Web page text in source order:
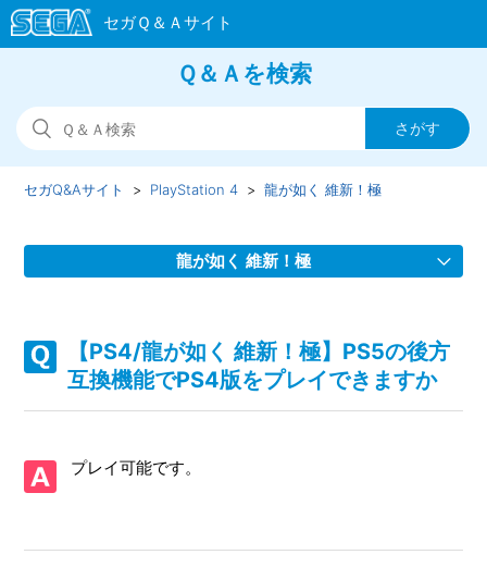
Ｑ＆Ａを検索
セガQ&Aサイト PlayStation 4 龍が如く 維新！極
龍が如く 維新！極
【PS4/龍が如く 維新！極】アーリーアクセス期間中、プレ
イ動画やゲーム画面写真を、動画サイト／SNS等で公開して
【PS4/龍が如く 維新！極】プレイ動画やゲーム画面写真
を、動画サイト／SNS等で公開してもいいですか
【PS4/龍が如く 維新！極】何をしたらいいか、どこへ行け
【PS4/龍が如く 維新！極】PS5の後方
互換機能でPS4版をプレイできますか
プレイ可能です。